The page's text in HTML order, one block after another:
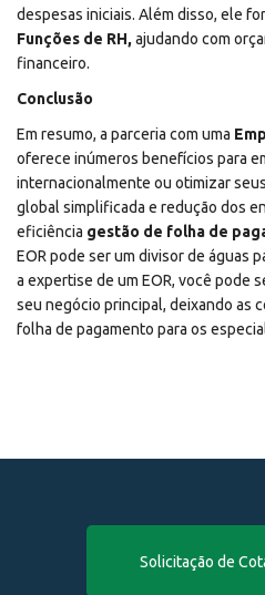
despesas iniciais. Além disso, ele
Funções de RH,ajudando com
financeiro.
Conclusão
Em resumo, a parceria com uma
oferece inúmeros benefícios para
internacionalmente ou otimizar seus
global simplificada e redução dos
eficiência gestão de folha de
EOR pode ser um divisor de águas
a expertise de um EOR, você pode
seu negócio principal, deixando as
folha de pagamento para os
Solicitação de